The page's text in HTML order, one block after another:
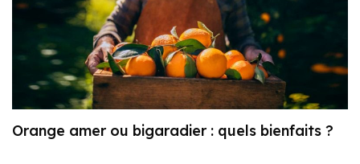
Orange amer ou bigaradier : quels bienfaits ?